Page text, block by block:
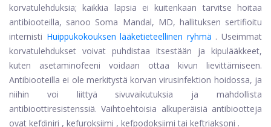
korvatulehduksia; kaikkia lapsia ei kuitenkaan tarvitse hoitaa
antibiooteilla, sanoo Soma Mandal, MD, hallituksen sertifioitu
internisti Huippukokouksen lääketieteellinen ryhmä . Useimmat
korvatulehdukset voivat puhdistaa itsestään ja kipulääkkeet,
kuten
asetaminofeeni
voidaan ottaa kivun lievittämiseen.
Antibiooteilla ei ole merkitystä korvan virusinfektion hoidossa, ja
niihin voi liittyä sivuvaikutuksia ja mahdollista
antibioottiresistenssiä. Vaihtoehtoisia alkuperäisiä antibiootteja
ovat kefdiniri , kefuroksiimi , kefpodoksiimi tai keftriaksoni .